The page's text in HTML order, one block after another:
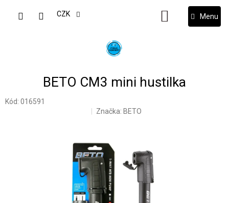
CZK
NÁKUPNÍ
KOŠÍK
BETO CM3 mini hustilka
Kód: 016591
Značka: BETO